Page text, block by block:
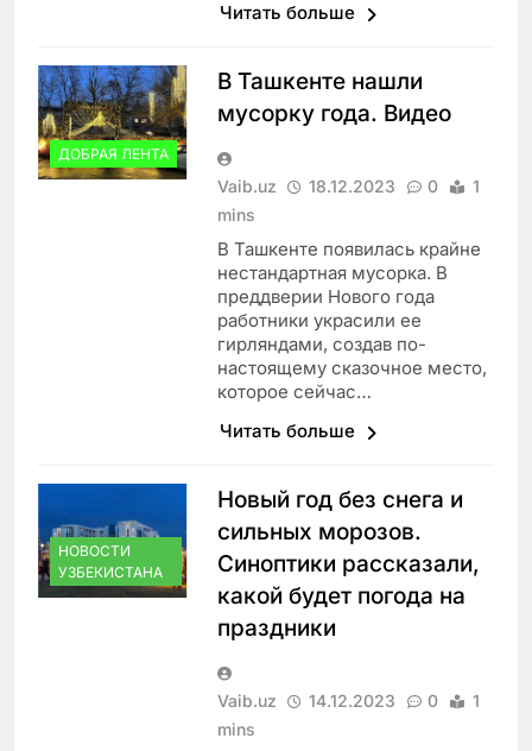
Читать больше
ДОБРАЯ ЛЕНТА
В Ташкенте нашли
мусорку года. Видео
Vaib.uz 18.12.2023 0
1
mins
В Ташкенте появилась крайне
нестандартная мусорка. В
преддверии Нового года
работники украсили ее
гирляндами, создав по-
настоящему сказочное место,
которое сейчас…
Читать больше
НОВОСТИ
УЗБЕКИСТАНА
Новый год без снега и
сильных морозов.
Синоптики рассказали,
какой будет погода на
праздники
Vaib.uz 14.12.2023 0
1
mins